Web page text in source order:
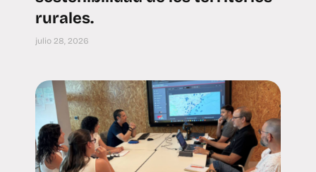
rurales.
julio 28, 2026